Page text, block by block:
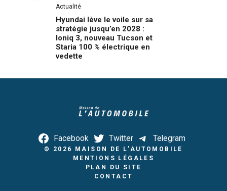
Actualité
Hyundai lève le voile sur sa
stratégie jusqu’en 2028 :
Ioniq 3, nouveau Tucson et
Staria 100 % électrique en
vedette
Facebook Twitter Telegram
© 2026 MAISON DE L'AUTOMOBILE
MENTIONS LÉGALES
PLAN DU SITE
CONTACT